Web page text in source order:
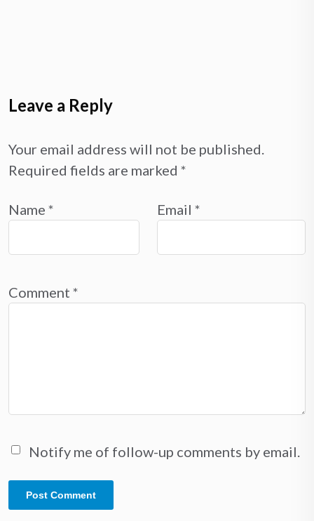
Leave a Reply
Your email address will not be published.
Required fields are marked *
Name * Email *
Comment *
Notify me of follow-up comments by email.